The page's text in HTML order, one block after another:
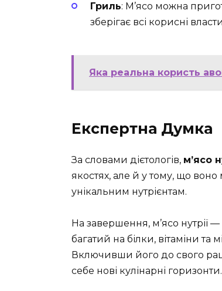
Гриль: М’ясо можна
зберігає всі корисні
Яка реальна користь
Експертна Думка
За словами дієтологів, м’ясо
якостях, але й у тому, що воно
унікальним нутрієнтам.
На завершення, м’ясо нутрії
багатий на білки, вітаміни та
Включивши його до свого
себе нові кулінарні горизонти.